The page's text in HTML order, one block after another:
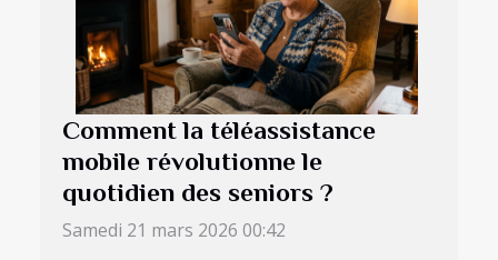
Comment la téléassistance
mobile révolutionne le
quotidien des seniors ?
Samedi 21 mars 2026 00:42